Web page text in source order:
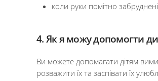
коли руки помітно
4. Як я можу допомогти
Ви можете допомагати дітям
розважити їх та заспівати їх